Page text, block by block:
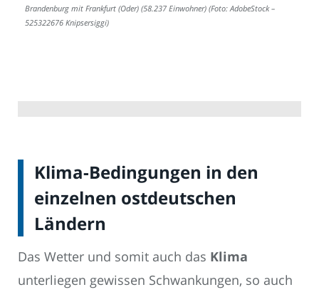
Brandenburg mit Frankfurt (Oder) (58.237 Einwohner) (Foto: AdobeStock –
525322676 Knipsersiggi)
Klima-Bedingungen in den
einzelnen ostdeutschen
Ländern
Das Wetter und somit auch das Klima
unterliegen gewissen Schwankungen, so auch